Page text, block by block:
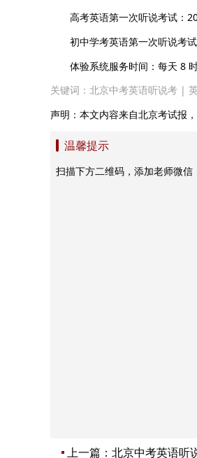
高考英语第一次听说考试：
初中学考英语第一次听说考试
体验系统服务时间：每天 8 时
关键词： 北京中考英语听说考 |
声明：本文内容来自北京考试报
温馨提示
扫描下方二维码，添加老师微信
上一篇： 北京中考英语听